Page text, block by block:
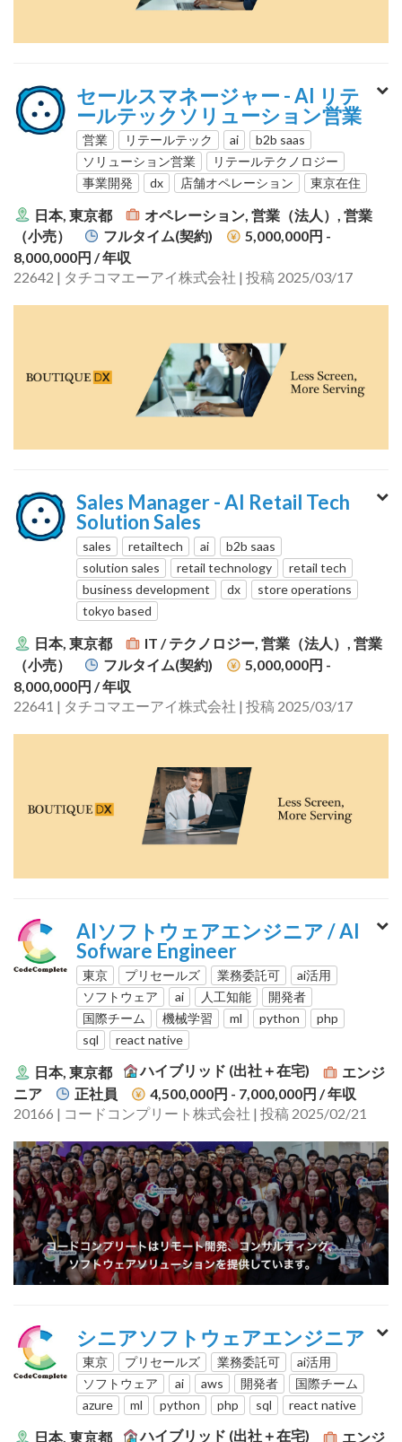
セールスマネージャー - AI リテ
ールテックソリューション営業
営業 リテールテック ai
b2b saas
ソリューション営業
リテールテクノロジー
事業開発
dx 店舗オペレーション 東京在住
日本, 東京都
オペレーション, 営業（法人）, 営業
（小売）
フルタイム(契約)
5,000,000円 -
8,000,000円 / 年収
22642 | タチコマエーアイ株式会社 | 投稿 2025/03/17
Sales Manager - AI Retail Tech
Solution Sales
sales retailtech ai
b2b saas
solution sales
retail technology
retail tech
business development
dx
store operations
tokyo based
日本, 東京都
IT / テクノロジー, 営業（法人）, 営業
（小売）
フルタイム(契約)
5,000,000円 -
8,000,000円 / 年収
22641 | タチコマエーアイ株式会社 | 投稿 2025/03/17
AIソフトウェアエンジニア / AI
Sofware Engineer
東京 プリセールズ 業務委託可
ai活用
ソフトウェア
ai 人工知能
開発者
国際チーム
機械学習 ml python
php
sql
react native
日本, 東京都 ハイブリッド (出社＋在宅)
エンジ
ニア
正社員 4,500,000円 - 7,000,000円 / 年収
20166 | コードコンプリート株式会社 | 投稿 2025/02/21
シニアソフトウェアエンジニア
東京 プリセールズ 業務委託可
ai活用
ソフトウェア
ai aws 開発者
国際チーム
azure
ml python php sql react native
日本, 東京都 ハイブリッド (出社＋在宅) エンジ